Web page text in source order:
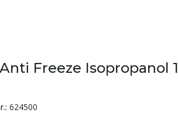
Freeze Isopropanol 1
624500